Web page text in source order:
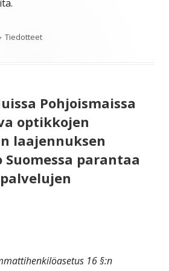
Kategoriat
Tiedotteet
Pohjoismaissa
optikkojen
laajennuksen
parantaa
16 §:n